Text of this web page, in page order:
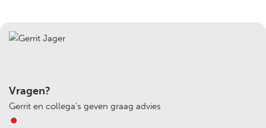
worden vervaardigd uit sterk, duurzaam staal en
zowel esthetisch als functioneel is.
Ruimtebesparend:
Dankzij het schuifmechanisme is een
stalen schuifdeur ideaal voor ruimtes waar een draaideur
Vragen?
Gerrit en collega's geven graag advies